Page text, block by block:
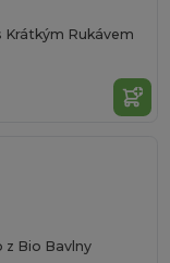
Krátkým Rukávem
z Bio Bavlny